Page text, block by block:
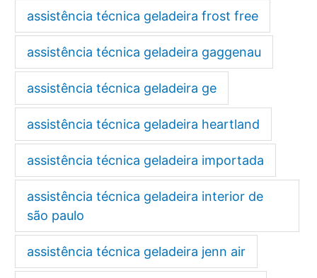
assistência técnica geladeira frost free
assistência técnica geladeira gaggenau
assistência técnica geladeira ge
assistência técnica geladeira heartland
assistência técnica geladeira importada
assistência técnica geladeira interior de
são paulo
assistência técnica geladeira jenn air